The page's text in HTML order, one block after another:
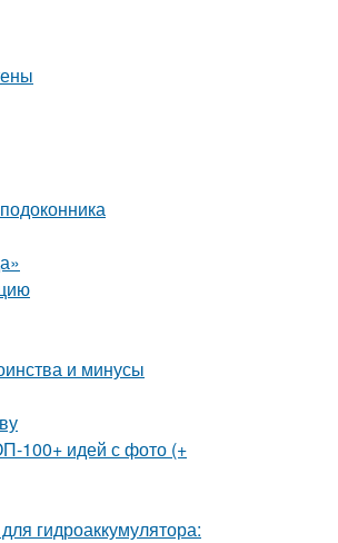
и минусы
100+ идей с фото (+
гидроаккумулятора: